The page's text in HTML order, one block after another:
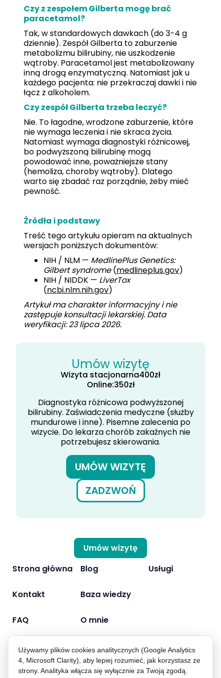
Czy z zespołem Gilberta mogę brać
paracetamol?
Tak, w standardowych dawkach (do 3-4 g
dziennie). Zespół Gilberta to zaburzenie
metabolizmu bilirubiny, nie uszkodzenie
wątroby. Paracetamol jest metabolizowany
inną drogą enzymatyczną. Natomiast jak u
każdego pacjenta: nie przekraczaj dawki i nie
łącz z alkoholem.
Czy zespół Gilberta trzeba leczyć?
Nie. To łagodne, wrodzone zaburzenie, które
nie wymaga leczenia i nie skraca życia.
Natomiast wymaga diagnostyki różnicowej,
bo podwyższoną bilirubinę mogą
powodować inne, poważniejsze stany
(hemoliza, choroby wątroby). Dlatego
warto się zbadać raz porządnie, żeby mieć
pewność.
Źródła i podstawy
Treść tego artykułu opieram na aktualnych
wersjach poniższych dokumentów:
NIH / NLM — MedlinePlus Genetics:
Gilbert syndrome(medlineplus.gov)
NIH / NIDDK — LiverTox
(ncbi.nlm.nih.gov)
Artykuł ma charakter informacyjny i nie
zastępuje konsultacji lekarskiej. Data
weryfikacji: 23 lipca 2026.
Umów wizytę
Wizyta stacjonarna400zł
Online:350zł
Diagnostyka różnicowa podwyższonej
bilirubiny. Zaświadczenia medyczne (służby
mundurowe i inne). Pisemne zalecenia po
wizycie. Do lekarza chorób zakaźnych nie
potrzebujesz skierowania.
UMÓW WIZYTĘ
ZADZWOŃ
Umów wizytę
Strona główna
Kontakt
FAQ
Blog
Baza wiedzy
O mnie
Usługi
Polityka prywatności
Używamy plików cookies analitycznych (Google Analytics
4, Microsoft Clarity), aby lepiej rozumieć, jak korzystasz ze
strony. Analityka włącza się wyłącznie za Twoją zgodą.